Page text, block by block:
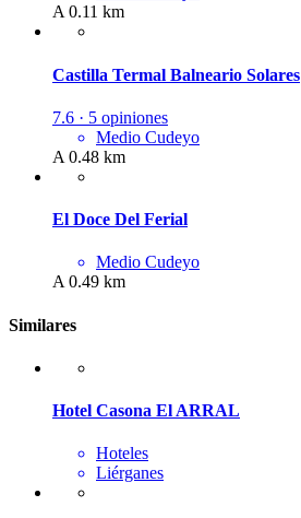
A 0.11 km
Castilla Termal Balneario Solares
7.6 · 5 opiniones
Medio Cudeyo
A 0.48 km
El Doce Del Ferial
Medio Cudeyo
A 0.49 km
Similares
Hotel Casona El ARRAL
Hoteles
Liérganes